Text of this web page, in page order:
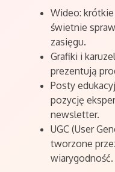
Wideo:
świetnie
zasięgu.
Grafiki i
prezentują
Posty
pozycję
newsletter.
UGC (User
tworzone
wiarygodność.